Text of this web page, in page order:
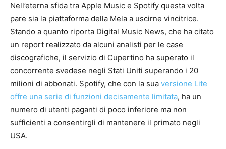
Nell’eterna sfida tra Apple Music e Spotify questa volta
pare sia la piattaforma della Mela a uscirne vincitrice.
Stando a quanto riporta Digital Music News, che ha citato
un report realizzato da alcuni analisti per le case
discografiche, il servizio di Cupertino ha superato il
concorrente svedese negli Stati Uniti superando i 20
milioni di abbonati. Spotify, che con la sua versione Lite
offre una serie di funzioni decisamente limitata, ha un
numero di utenti paganti di poco inferiore ma non
sufficienti a consentirgli di mantenere il primato negli
USA.